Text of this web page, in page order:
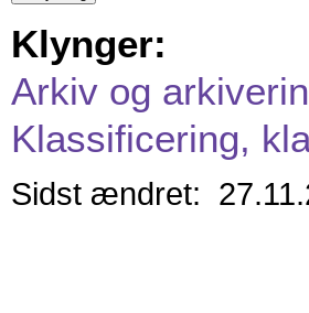
Klynger:
Arkiv og
Klassificering,
Sidst ændret: